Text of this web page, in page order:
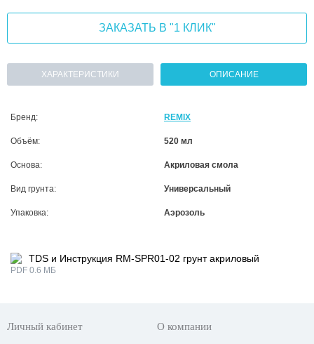
ЗАКАЗАТЬ В "1 КЛИК"
ХАРАКТЕРИСТИКИ ОПИСАНИЕ
Бренд: REMIX
Объём: 520 мл
Основа: Акриловая смола
Вид грунта: Универсальный
Упаковка: Аэрозоль
TDS и Инструкция RM-SPR01-02 грунт акриловый
PDF 0.6 МБ
Личный кабинет О компании